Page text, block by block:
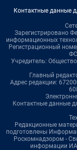
Контактные данные
Зарегистрировано
информационных
Регистрационный
ФС
Учредитель:
Главный
Адрес редакции:
Контактные данные
Редакционные
подготовлены
Роскомнадзором -
информации